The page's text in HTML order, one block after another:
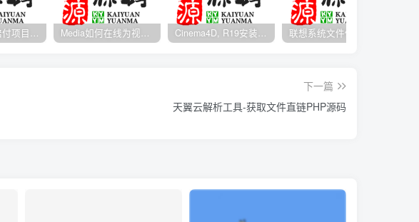
拼多多一折赔付项目是怎么操作的？ Media如何在线为视频自动添加字幕？ Cinema4D, R19安装包开心版带序列号
下一篇
天翼云解析工具-获取文件直链PHP源码